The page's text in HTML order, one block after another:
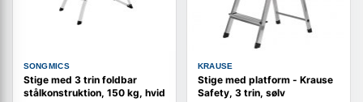
SONGMICS
Stige med 3 trin foldbar
stålkonstruktion, 150 kg, hvid
KRAUSE
Stige med platform - Krause
Safety, 3 trin, sølv